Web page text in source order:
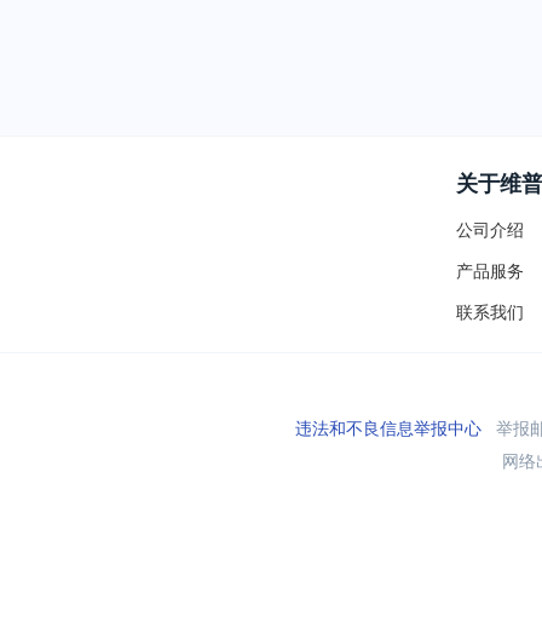
关于维普
公司介绍
产品服务
联系我们
违法和不良信息举报中心举报
网